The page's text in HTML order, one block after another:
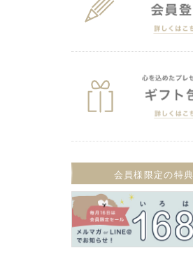
会員様限定の特典